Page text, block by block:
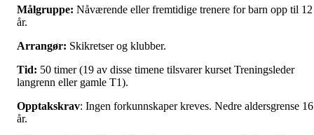
Målgruppe: Nåværende eller fremtidige trenere for barn opp til 12
år.
Arrangør: Skikretser og klubber.
Tid: 50 timer (19 av disse timene tilsvarer kurset Treningsleder
langrenn eller gamle T1).
Opptakskrav: Ingen forkunnskaper kreves. Nedre aldersgrense 16
år.